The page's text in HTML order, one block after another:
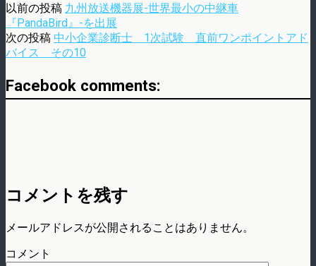
以前の投稿 九州放送機器展-世界最小の中継車
『PandaBird』-を出展
次の投稿 中小企業診断士 1次試験 直前ワンポイントアド
バイス その10
Facebook comments:
コメントを残す
メールアドレスが公開されることはありません。
コメント